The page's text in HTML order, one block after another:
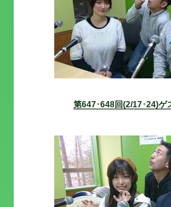
第647･648回(2/17･24)ゲ